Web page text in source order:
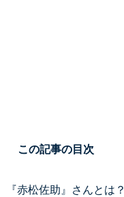
この記事の目次
『赤松佐助』さんとは？